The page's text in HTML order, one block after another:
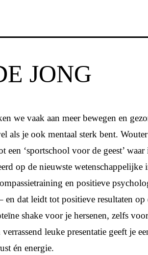
JONG
we vaak aan meer bewegen en
als je ook mentaal sterk bent.
‘sportschool voor de geest’ waar
op de nieuwste wetenschappelijke
en positieve
en dat leidt tot positieve resultaten
shake voor je hersenen, zelfs
leuke presentatie geeft je
én energie.